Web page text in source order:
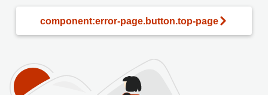
component:error-page.button.top-page